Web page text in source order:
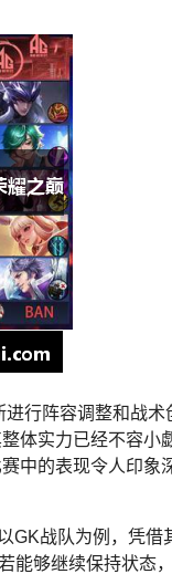
行阵容调整和战术
体实力已经不容小
中的表现令人印象
GK战队为例，凭借
能够继续保持状态